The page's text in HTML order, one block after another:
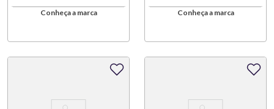
Conheça a marca Conheça a marca